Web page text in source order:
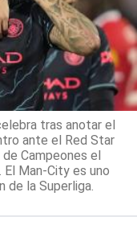
tras anotar el
ante el Red Star
Campeones el
Man-City es uno
de la Superliga.